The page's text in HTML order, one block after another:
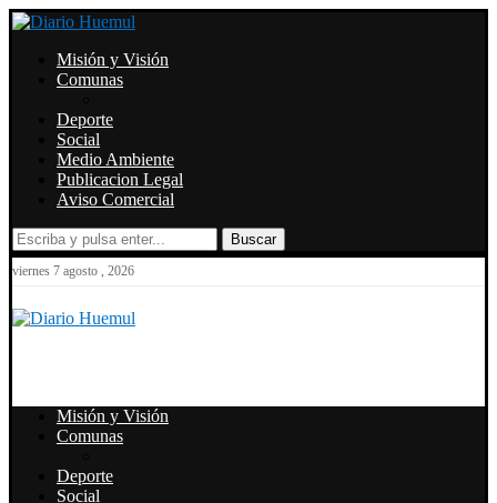
Misión y Visión
Comunas
Deporte
Social
Medio Ambiente
Publicacion Legal
Aviso Comercial
Buscar
viernes 7 agosto , 2026
Misión y Visión
Comunas
Deporte
Social